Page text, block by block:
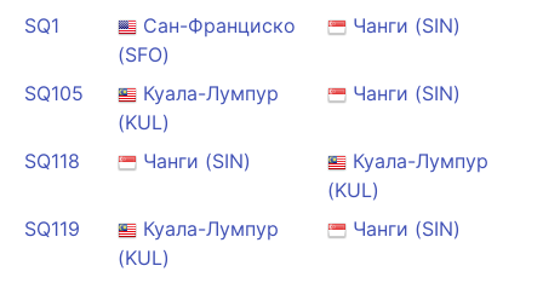
SQ1
Сан-Франциско
(SFO)
Чанги (SIN)
SQ105
Куала-Лумпур
(KUL)
Чанги (SIN)
SQ118 Чанги (SIN)
Куала-Лумпур
(KUL)
SQ119
Куала-Лумпур
(KUL)
Чанги (SIN)